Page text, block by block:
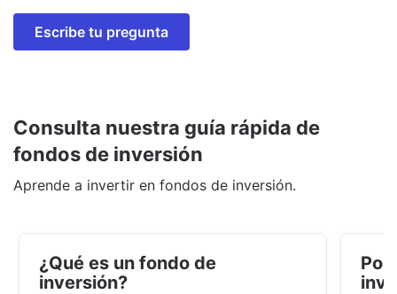
Escribe tu pregunta
Consulta nuestra guía rápida de
fondos de inversión
Aprende a invertir en fondos de inversión.
¿Qué es un fondo de
inversión?
Por